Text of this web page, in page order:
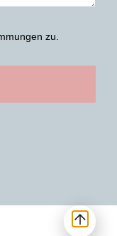
zu.